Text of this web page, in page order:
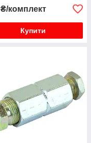
₴/комплект
Купити